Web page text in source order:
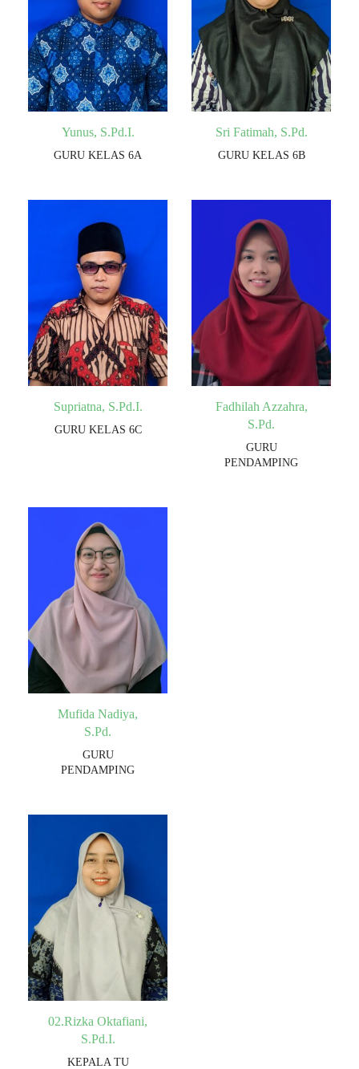
Yunus, S.Pd.I.
GURU KELAS 6A
Sri Fatimah, S.Pd.
GURU KELAS 6B
Supriatna, S.Pd.I.
GURU KELAS 6C
Fadhilah Azzahra,
S.Pd.
GURU
PENDAMPING
Mufida Nadiya,
S.Pd.
GURU
PENDAMPING
02.Rizka Oktafiani,
S.Pd.I.
KEPALA TU